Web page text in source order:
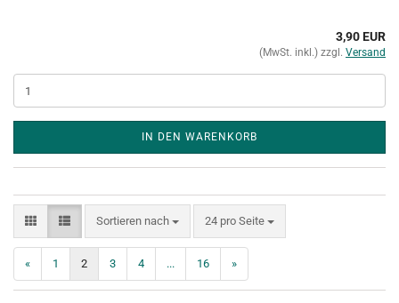
3,90 EUR
(MwSt. inkl.) zzgl. Versand
IN DEN WARENKORB
Sortieren nach
Sortieren nach 24 pro Seite
pro Seite
« 1 2 3 4 ... 16 »